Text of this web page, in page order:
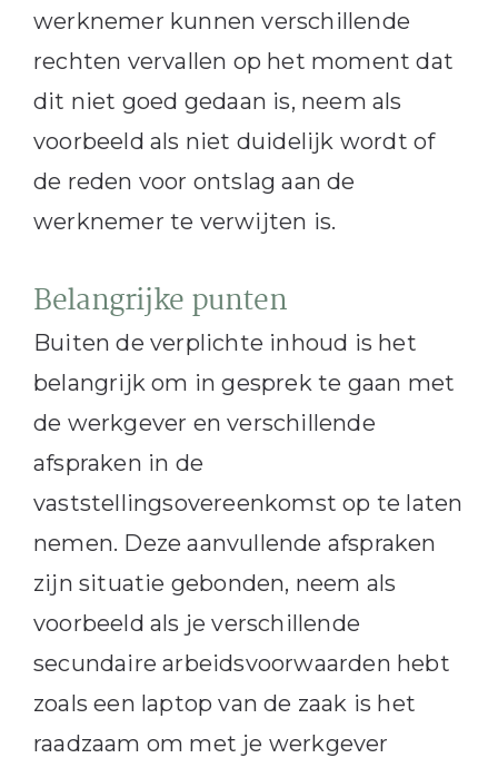
werknemer kunnen verschillende
rechten vervallen op het moment dat
dit niet goed gedaan is, neem als
voorbeeld als niet duidelijk wordt of
de reden voor ontslag aan de
werknemer te verwijten is.
Belangrijke punten
Buiten de verplichte inhoud is het
belangrijk om in gesprek te gaan met
de werkgever en verschillende
afspraken in de
vaststellingsovereenkomst op te laten
nemen. Deze aanvullende afspraken
zijn situatie gebonden, neem als
voorbeeld als je verschillende
secundaire arbeidsvoorwaarden hebt
zoals een laptop van de zaak is het
raadzaam om met je werkgever